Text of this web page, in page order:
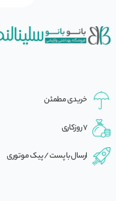
خریدی مطمئن
7 روزکاری
ارسال با پست / پیک موتوری